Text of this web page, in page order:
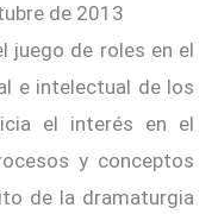
de 2013
juego de roles en el
e intelectual de los
el interés en el
y conceptos
de la dramaturgia